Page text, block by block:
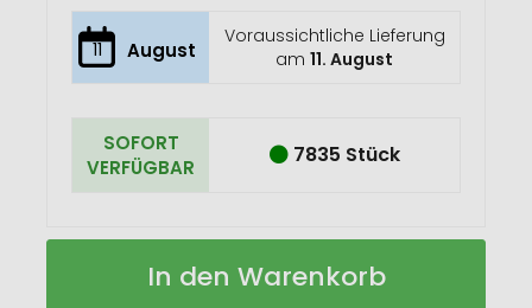
11 August
Voraussichtliche Lieferung
am11. August
SOFORT
VERFÜGBAR
7835 Stück
In den Warenkorb